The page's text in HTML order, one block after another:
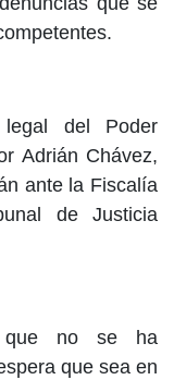
legal del Poder
Adrián Chávez,
ante la Fiscalía
de Justicia
que no se ha
que sea en